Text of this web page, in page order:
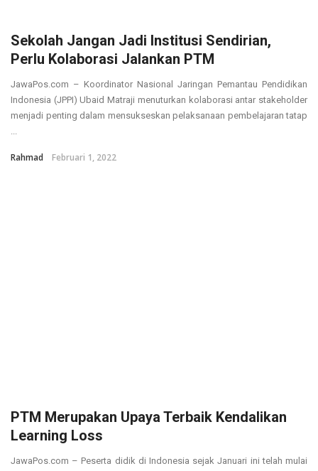
Sekolah Jangan Jadi Institusi Sendirian,
Perlu Kolaborasi Jalankan PTM
JawaPos.com – Koordinator Nasional Jaringan Pemantau Pendidikan
Indonesia (JPPI) Ubaid Matraji menuturkan kolaborasi antar stakeholder
menjadi penting dalam mensukseskan pelaksanaan pembelajaran tatap
Rahmad Februari 1, 2022
PTM Merupakan Upaya Terbaik Kendalikan
Learning Loss
JawaPos.com – Peserta didik di Indonesia sejak Januari ini telah mulai